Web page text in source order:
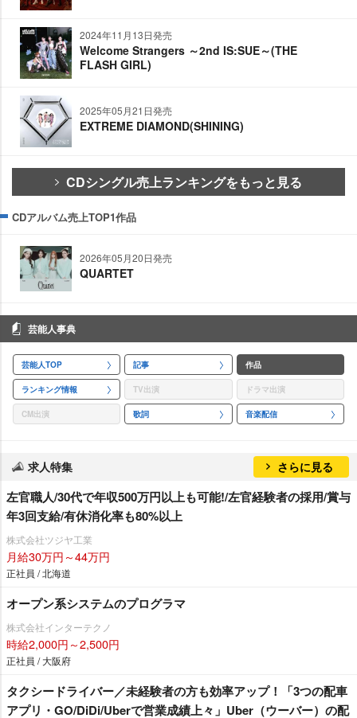
2024年11月13日発売
Welcome Strangers ～2nd IS:SUE～(THE
FLASH GIRL)
2025年05月21日発売
EXTREME DIAMOND(SHINING)
CDシングル売上ランキングをもっと見る
CDアルバム売上TOP1作品
2026年05月20日発売
QUARTET
芸能人事典
芸能人TOP 記事 作品
ランキング情報 TV出演 ドラマ出演
CM出演 歌詞 音楽配信
求人特集 さらに見る
左官職人/30代で年収500万円以上も可能!/左官経験者の採用/賞与
年3回支給/有休消化率も80%以上
株式会社ツジヤ工業
月給30万円～44万円
正社員 / 北海道
オープン系システムのプログラマ
株式会社インターテクノ
時給2,000円～2,500円
正社員 / 大阪府
タクシードライバー／未経験者の方も効率アップ！「3つの配車
アプリ・GO/DiDi/Uberで営業成績上々」Uber（ウーバー）の配